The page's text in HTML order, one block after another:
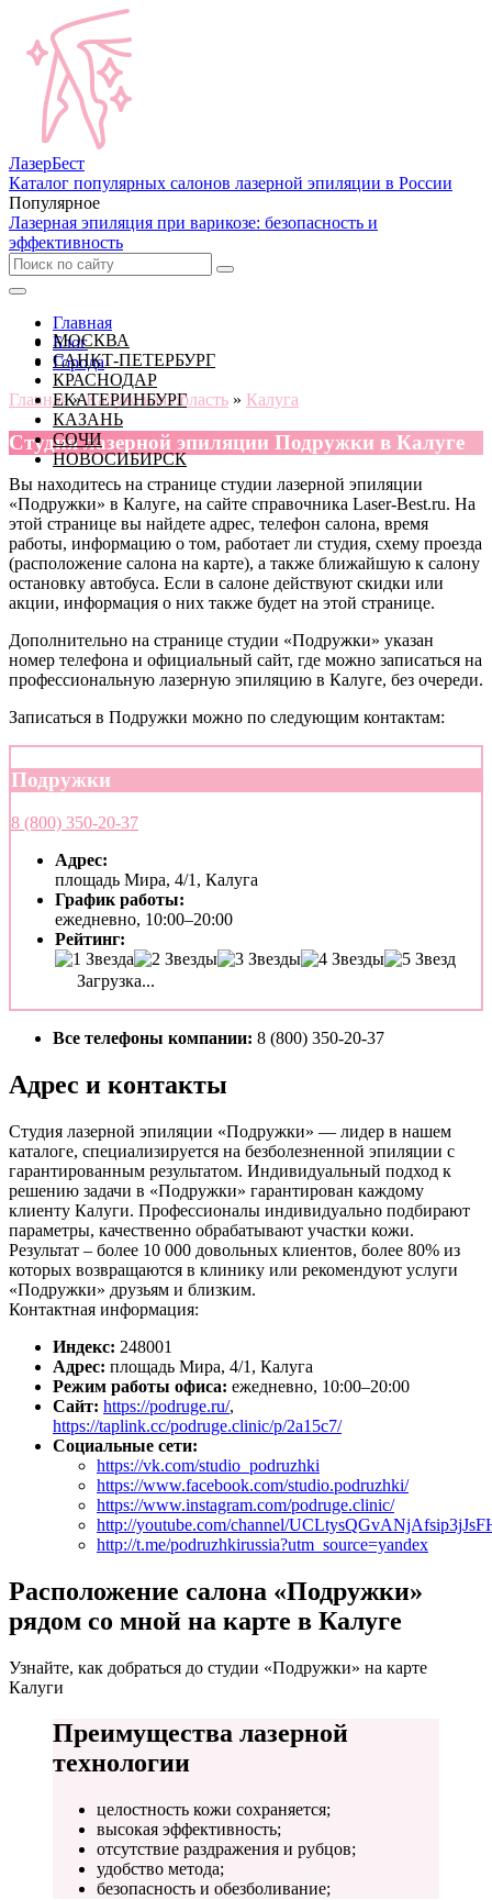
ЛазерБест
Каталог популярных салонов лазерной эпиляции в России
Популярное
Лазерная эпиляция при варикозе: безопасность и
эффективность
МОСКВА
САНКТ-ПЕТЕРБУРГ
КРАСНОДАР
ЕКАТЕРИНБУРГ
КАЗАНЬ
СОЧИ
НОВОСИБИРСК
Главная
Блог
Города
Главная » Калужская область » Калуга
Cтудия лазерной эпиляции Подружки в Калуге
Вы находитесь на странице студии лазерной эпиляции
«Подружки» в Калуге, на сайте справочника Laser-Best.ru. На
этой странице вы найдете адрес, телефон салона, время
работы, информацию о том, работает ли студия, схему проезда
(расположение салона на карте), а также ближайшую к салону
остановку автобуса. Если в салоне действуют скидки или
акции, информация о них также будет на этой странице.
Дополнительно на странице студии «Подружки» указан
номер телефона и официальный сайт, где можно записаться на
профессиональную лазерную эпиляцию в Калуге, без очереди.
Записаться в Подружки можно по следующим контактам:
Подружки
8 (800) 350-20-37
Адрес:
площадь Мира, 4/1, Калуга
График работы:
ежедневно, 10:00–20:00
Рейтинг:
Загрузка...
Все телефоны компании: 8 (800) 350-20-37
Адрес и контакты
Студия лазерной эпиляции «Подружки» — лидер в нашем
каталоге, специализируется на безболезненной эпиляции с
гарантированным результатом. Индивидуальный подход к
решению задачи в «Подружки» гарантирован каждому
клиенту Калуги. Профессионалы индивидуально подбирают
параметры, качественно обрабатывают участки кожи.
Результат – более 10 000 довольных клиентов, более 80% из
которых возвращаются в клинику или рекомендуют услуги
«Подружки» друзьям и близким.
Контактная информация:
Индекс: 248001
Адрес: площадь Мира, 4/1, Калуга
Режим работы офиса: ежедневно, 10:00–20:00
Сайт: https://podruge.ru/,
https://taplink.cc/podruge.clinic/p/2a15c7/
Социальные сети:
https://vk.com/studio_podruzhki
https://www.facebook.com/studio.podruzhki/
https://www.instagram.com/podruge.clinic/
http://youtube.com/channel/
http://t.me/podruzhkirussia?utm_source=yandex
Расположение салона «Подружки»
рядом со мной на карте в Калуге
Узнайте, как добраться до студии «Подружки» на карте
Калуги
Преимущества лазерной
технологии
целостность кожи сохраняется;
высокая эффективность;
отсутствие раздражения и рубцов;
удобство метода;
безопасность и обезболивание;